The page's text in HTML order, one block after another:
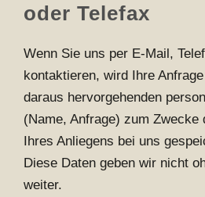
oder Telefax
Wenn Sie uns per E-Mail,
kontaktieren, wird Ihre
daraus hervorgehenden
(Name, Anfrage) zum Zwecke
Ihres Anliegens bei uns
Diese Daten geben wir nicht
weiter.